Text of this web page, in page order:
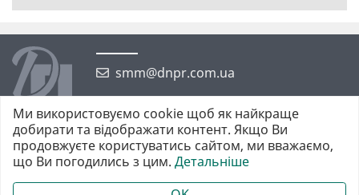
smm@dnpr.com.ua
©2026 https://dnpr.com.ua Дніпровська порадниця
Всі права захищені. При повному або частковому використанні
Ми використовуємо cookie щоб як найкраще
добирати та відображати контент. Якщо Ви
продовжуєте користуватись сайтом, ми вважаємо,
що Ви погодились з цим. Детальніше